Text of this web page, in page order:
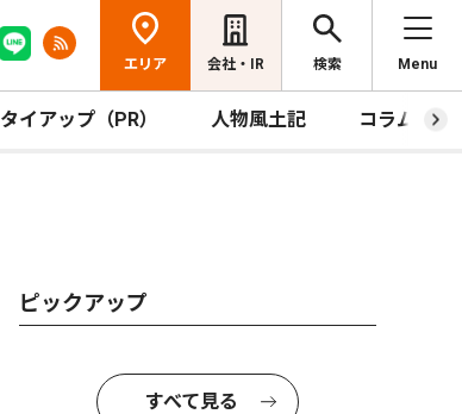
エリア 会社・IR 検索 Menu
タイアップ（PR） 人物風土記 コラム
ピックアップ
すべて見る